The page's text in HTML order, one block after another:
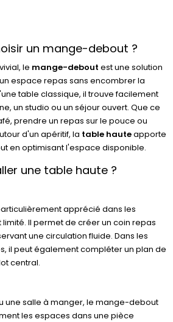
un mange-debout ?
le mange-debout est une solution
espace repas sans encombrer la
table classique, il trouve facilement
un studio ou un séjour ouvert. Que ce
prendre un repas sur le pouce ou
d'un apéritif, la table hauteapporte
en optimisant l'espace disponible.
une table haute ?
apprécié dans les
Il permet de créer un coin repas
une circulation fluide. Dans les
il peut également compléter un plan de
central.
une salle à manger, le mange-debout
les espaces dans une pièce